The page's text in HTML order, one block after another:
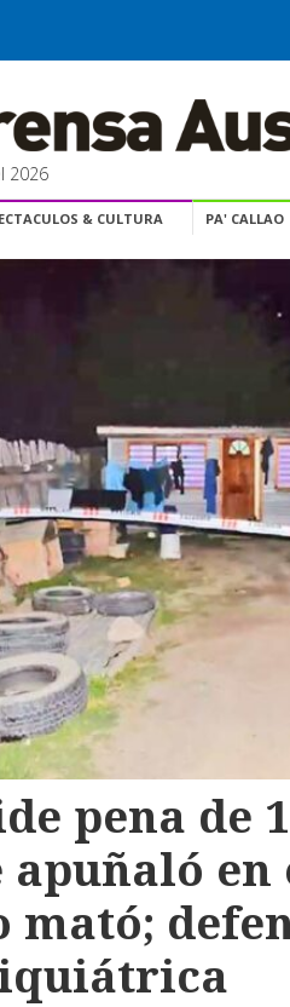
2026
& CULTURA PA' CALLAO
pena de
en
mató;